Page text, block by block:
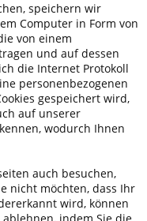
speichern wir
Computer in Form von
von einem
und auf dessen
die Internet Protokoll
personenbezogenen
gespeichert wird,
auf unserer
wodurch Ihnen
auch besuchen,
nicht möchten, dass Ihr
wird, können